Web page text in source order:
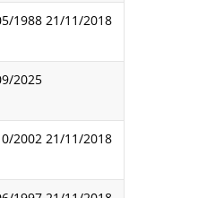
1988 21/11/2018
2025
2002 21/11/2018